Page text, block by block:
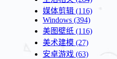
媒体剪辑 (116)
Windows (394)
美图壁纸 (116)
美术建模 (27)
安卓游戏 (63)